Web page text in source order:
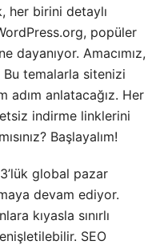
her birini detaylı
popüler
dayanıyor. Amacımız,
temalarla sitenizi
adım anlatacağız. Her
indirme linklerini
Başlayalım!
global pazar
devam ediyor.
kıyasla sınırlı
SEO